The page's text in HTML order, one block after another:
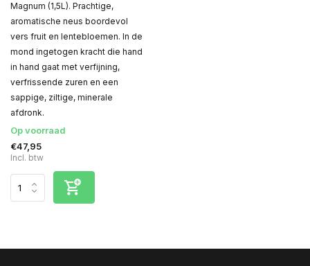
Magnum (1,5L). Prachtige,
aromatische neus boordevol
vers fruit en lentebloemen. In de
mond ingetogen kracht die hand
in hand gaat met verfijning,
verfrissende zuren en een
sappige, ziltige, minerale
afdronk.
Op voorraad
€47,95
Incl. btw